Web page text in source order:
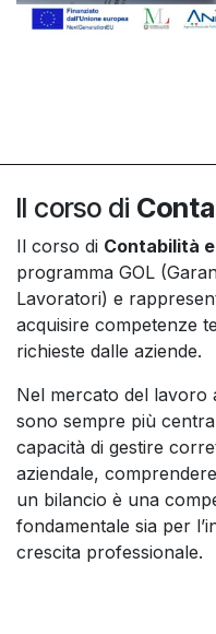
Il corso di
Il corso di Contabilità
programma GOL
Lavoratori) e
acquisire competenze
richieste dalle aziende.
Nel mercato del lavoro
sono sempre più
capacità di gestire
aziendale,
un bilancio è una
fondamentale sia per
crescita professionale.